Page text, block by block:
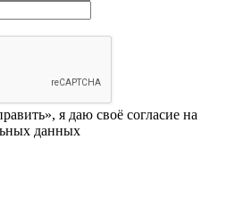
я даю своё согласие на
данных